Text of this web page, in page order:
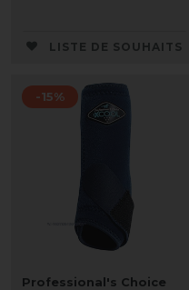
LISTE DE SOUHAITS
-15%
Professional's Choice